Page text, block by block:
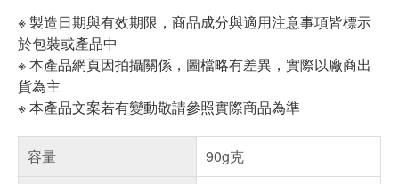
※ 製造日期與有效期限，商品成分與適用注意事項皆標示
於包裝或產品中
※ 本產品網頁因拍攝關係，圖檔略有差異，實際以廠商出
貨為主
※ 本產品文案若有變動敬請參照實際商品為準
容量
90g克